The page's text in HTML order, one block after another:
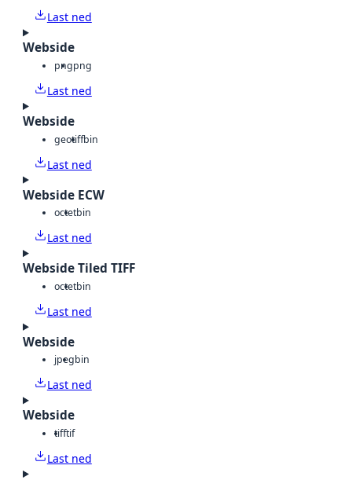
Last ned
Webside
pngpng
Last ned
Webside
geotiffbin
Last ned
Webside ECW
octetbin
Last ned
Webside Tiled TIFF
octetbin
Last ned
Webside
jpegbin
Last ned
Webside
tifftif
Last ned